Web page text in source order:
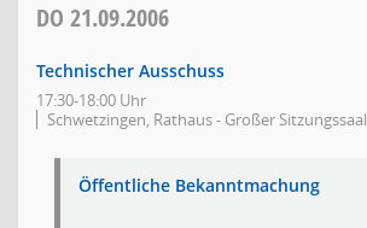
DO 21.09.2006
Technischer Ausschuss
17:30-18:00 Uhr
Schwetzingen, Rathaus - Großer Sitzungssaal
Öffentliche Bekanntmachung